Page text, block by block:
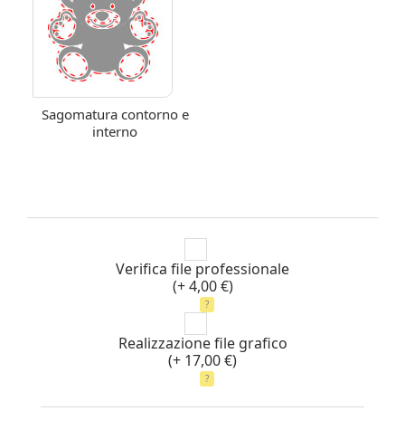
Sagomatura contorno e
interno
Verifica file professionale
(+ 4,00 €)
?
Realizzazione file grafico
(+ 17,00 €)
?